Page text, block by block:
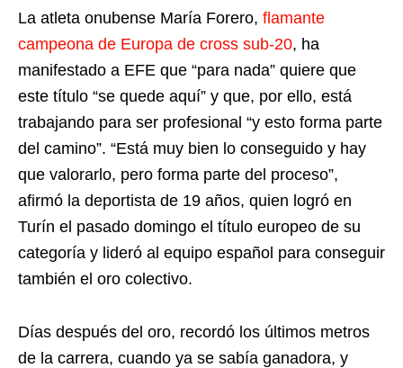
La atleta onubense María Forero, flamante
campeona de Europa de cross sub-20, ha
manifestado a EFE que “para nada” quiere que
este título “se quede aquí” y que, por ello, está
trabajando para ser profesional “y esto forma parte
del camino”. “Está muy bien lo conseguido y hay
que valorarlo, pero forma parte del proceso”,
afirmó la deportista de 19 años, quien logró en
Turín el pasado domingo el título europeo de su
categoría y lideró al equipo español para conseguir
también el oro colectivo.
Días después del oro, recordó los últimos metros
de la carrera, cuando ya se sabía ganadora, y